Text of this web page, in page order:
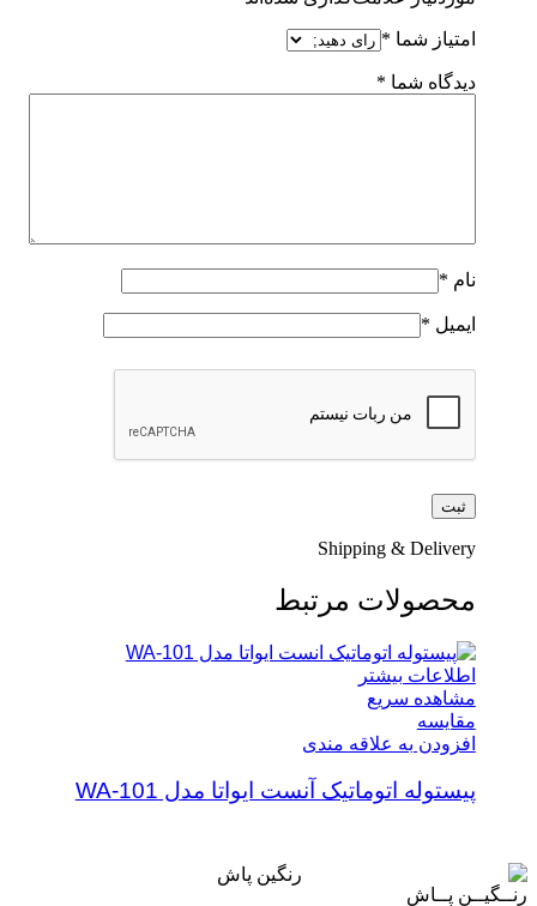
امتیاز شما *
دیدگاه شما *
نام *
ایمیل *
Shipping & Delivery
محصولات مرتبط
اطلاعات بیشتر
مشاهده سریع
مقایسه
افزودن به علاقه مندی
پیستوله اتوماتیک آنست ایواتا مدل WA-101
رنــگیــن پــاش